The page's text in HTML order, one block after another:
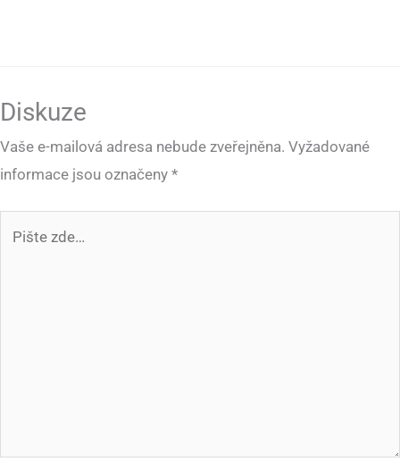
Diskuze
Vaše e-mailová adresa nebude zveřejněna. Vyžadované
informace jsou označeny *